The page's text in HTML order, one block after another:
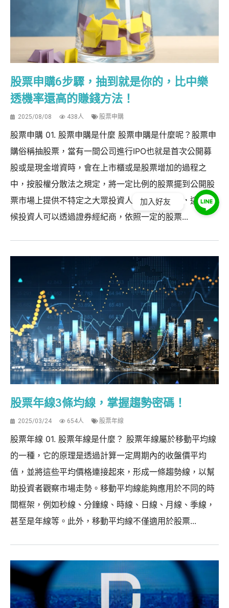
股票申購6步驟，抽到就是你的，比中樂
透機率還高的賺錢方法！
2025/08/08 438人 股票申購
股票申購 01. 股票申購是什麼 股票申購是什麼呢？股票申
購俗稱抽股票，當有一間公司進行IPO也就是首次公開募
股或是現金增資時，會在上市櫃或是股票增加的過程之
中，按股權分散法之規定，將一定比例的股票擺到公開股
票市場上提供不特定之大眾投資人進行股票申購，這個時
候投資人可以透過證券經紀商，依照一定的股票...
股票年線3條均線，掌握趨勢密碼！
2025/03/24 654人 股票年線
股票年線 01. 股票年線是什麼？ 股票年線屬於移動平均線
的一種，它的原理是透過計算一定周期內的收盤價平均
值，並將這些平均價格連接起來，形成一條趨勢線，以幫
助投資者觀察市場走勢。移動平均線能夠應用於不同的時
間框架，例如秒線、分鐘線、時線、日線、月線、季線，
甚至是年線等。此外，移動平均線不僅適用於股票...
加入好友